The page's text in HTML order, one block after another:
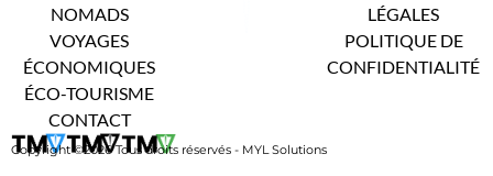
NOMADS
VOYAGES
ÉCONOMIQUES
ÉCO-TOURISME
CONTACT
LÉGALES
POLITIQUE DE
CONFIDENTIALITÉ
Copyright ©2026 Tous droits réservés - MYL Solutions